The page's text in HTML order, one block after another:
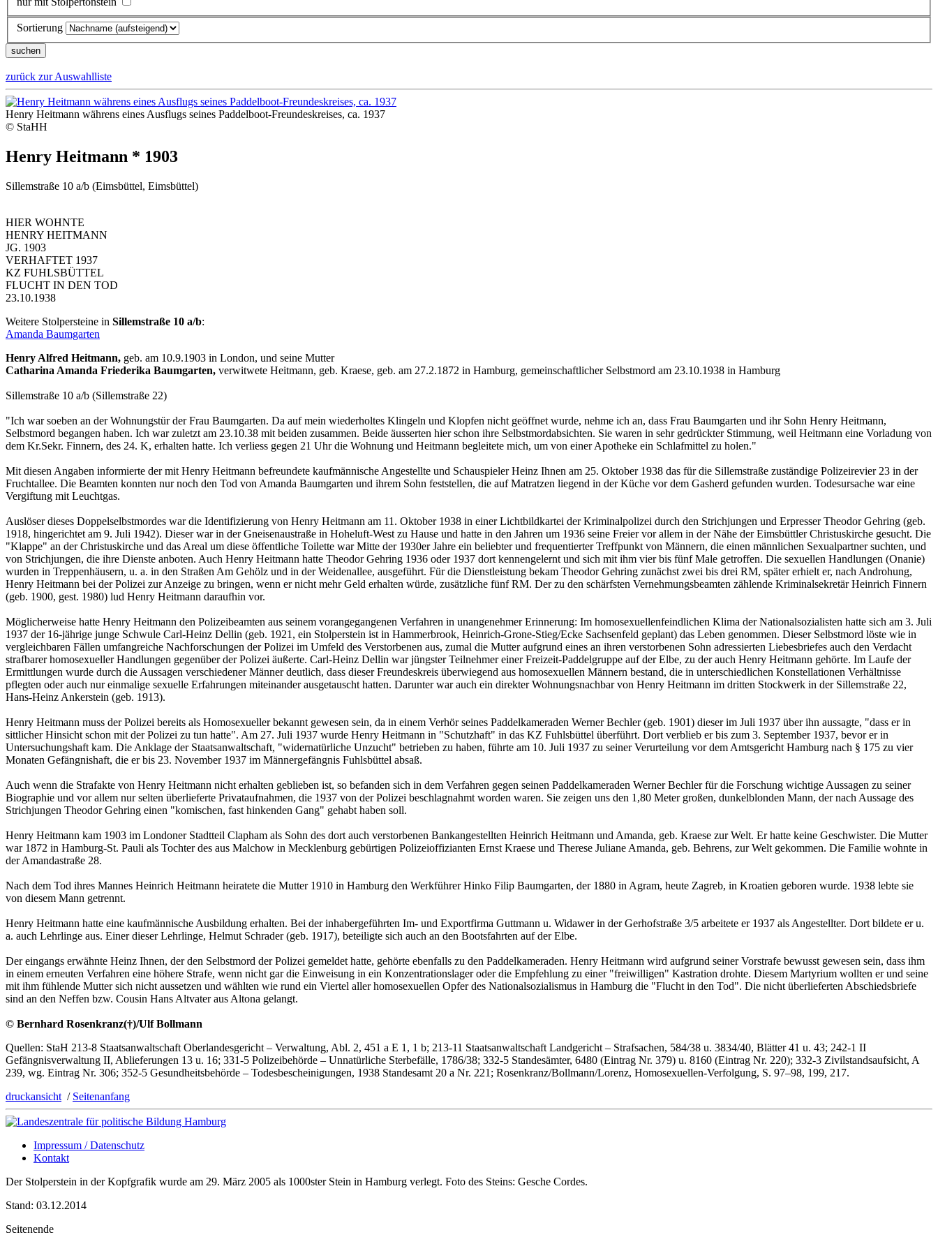
Sortierung
zurück zur Auswahlliste
Henry Heitmann währens eines Ausflugs seines Paddelboot-Freundeskreises, ca. 1937
© StaHH
Henry Heitmann * 1903
Sillemstraße 10 a/b (Eimsbüttel, Eimsbüttel)
HIER WOHNTE
HENRY HEITMANN
JG. 1903
VERHAFTET 1937
KZ FUHLSBÜTTEL
FLUCHT IN DEN TOD
23.10.1938
Weitere Stolpersteine in Sillemstraße 10 a/b:
Amanda Baumgarten
Henry Alfred Heitmann, geb. am 10.9.1903 in London, und seine Mutter
Catharina Amanda Friederika Baumgarten, verwitwete Heitmann, geb. Kraese, geb. am 27.2.1872 in Hamburg, gemeinschaftlicher Selbstmord am 23.10.1938 in Hamburg
Sillemstraße 10 a/b (Sillemstraße 22)
"Ich war soeben an der Wohnungstür der Frau Baumgarten. Da auf mein wiederholtes Klingeln und Klopfen nicht geöffnet wurde, nehme ich an, dass Frau Baumgarten und ihr Sohn Henry Heitmann,
Selbstmord begangen haben. Ich war zuletzt am 23.10.38 mit beiden zusammen. Beide äusserten hier schon ihre Selbstmordabsichten. Sie waren in sehr gedrückter Stimmung, weil Heitmann eine Vorladung von
dem Kr.Sekr. Finnern, des 24. K, erhalten hatte. Ich verliess gegen 21 Uhr die Wohnung und Heitmann begleitete mich, um von einer Apotheke ein Schlafmittel zu holen."
Mit diesen Angaben informierte der mit Henry Heitmann befreundete kaufmännische Angestellte und Schauspieler Heinz Ihnen am 25. Oktober 1938 das für die Sillemstraße zuständige Polizeirevier 23 in der
Fruchtallee. Die Beamten konnten nur noch den Tod von Amanda Baumgarten und ihrem Sohn feststellen, die auf Matratzen liegend in der Küche vor dem Gasherd gefunden wurden. Todesursache war eine
Vergiftung mit Leuchtgas.
Auslöser dieses Doppelselbstmordes war die Identifizierung von Henry Heitmann am 11. Oktober 1938 in einer Lichtbildkartei der Kriminalpolizei durch den Strichjungen und Erpresser Theodor Gehring (geb.
1918, hingerichtet am 9. Juli 1942). Dieser war in der Gneisenaustraße in Hoheluft-West zu Hause und hatte in den Jahren um 1936 seine Freier vor allem in der Nähe der Eimsbüttler Christuskirche gesucht. Die
"Klappe" an der Christuskirche und das Areal um diese öffentliche Toilette war Mitte der 1930er Jahre ein beliebter und frequentierter Treffpunkt von Männern, die einen männlichen Sexualpartner suchten, und
von Strichjungen, die ihre Dienste anboten. Auch Henry Heitmann hatte Theodor Gehring 1936 oder 1937 dort kennengelernt und sich mit ihm vier bis fünf Male getroffen. Die sexuellen Handlungen (Onanie)
wurden in Treppenhäusern, u. a. in den Straßen Am Gehölz und in der Weidenallee, ausgeführt. Für die Dienstleistung bekam Theodor Gehring zunächst zwei bis drei RM, später erhielt er, nach Androhung,
Henry Heitmann bei der Polizei zur Anzeige zu bringen, wenn er nicht mehr Geld erhalten würde, zusätzliche fünf RM. Der zu den schärfsten Vernehmungsbeamten zählende Kriminalsekretär Heinrich Finnern
(geb. 1900, gest. 1980) lud Henry Heitmann daraufhin vor.
Möglicherweise hatte Henry Heitmann den Polizeibeamten aus seinem vorangegangenen Verfahren in unangenehmer Erinnerung: Im homosexuellenfeindlichen Klima der Nationalsozialisten hatte sich am 3. Juli
1937 der 16-jährige junge Schwule Carl-Heinz Dellin (geb. 1921, ein Stolperstein ist in Hammerbrook, Heinrich-Grone-Stieg/Ecke Sachsenfeld geplant) das Leben genommen. Dieser Selbstmord löste wie in
vergleichbaren Fällen umfangreiche Nachforschungen der Polizei im Umfeld des Verstorbenen aus, zumal die Mutter aufgrund eines an ihren verstorbenen Sohn adressierten Liebesbriefes auch den Verdacht
strafbarer homosexueller Handlungen gegenüber der Polizei äußerte. Carl-Heinz Dellin war jüngster Teilnehmer einer Freizeit-Paddelgruppe auf der Elbe, zu der auch Henry Heitmann gehörte. Im Laufe der
Ermittlungen wurde durch die Aussagen verschiedener Männer deutlich, dass dieser Freundeskreis überwiegend aus homosexuellen Männern bestand, die in unterschiedlichen Konstellationen Verhältnisse
pflegten oder auch nur einmalige sexuelle Erfahrungen miteinander ausgetauscht hatten. Darunter war auch ein direkter Wohnungsnachbar von Henry Heitmann im dritten Stockwerk in der Sillemstraße 22,
Hans-Heinz Ankerstein (geb. 1913).
Henry Heitmann muss der Polizei bereits als Homosexueller bekannt gewesen sein, da in einem Verhör seines Paddelkameraden Werner Bechler (geb. 1901) dieser im Juli 1937 über ihn aussagte, "dass er in
sittlicher Hinsicht schon mit der Polizei zu tun hatte". Am 27. Juli 1937 wurde Henry Heitmann in "Schutzhaft" in das KZ Fuhlsbüttel überführt. Dort verblieb er bis zum 3. September 1937, bevor er in
Untersuchungshaft kam. Die Anklage der Staatsanwaltschaft, "widernatürliche Unzucht" betrieben zu haben, führte am 10. Juli 1937 zu seiner Verurteilung vor dem Amtsgericht Hamburg nach § 175 zu vier
Monaten Gefängnishaft, die er bis 23. November 1937 im Männergefängnis Fuhlsbüttel absaß.
Auch wenn die Strafakte von Henry Heitmann nicht erhalten geblieben ist, so befanden sich in dem Verfahren gegen seinen Paddelkameraden Werner Bechler für die Forschung wichtige Aussagen zu seiner
Biographie und vor allem nur selten überlieferte Privataufnahmen, die 1937 von der Polizei beschlagnahmt worden waren. Sie zeigen uns den 1,80 Meter großen, dunkelblonden Mann, der nach Aussage des
Strichjungen Theodor Gehring einen "komi­schen, fast hinkenden Gang" gehabt haben soll.
Henry Heitmann kam 1903 im Londoner Stadtteil Clapham als Sohn des dort auch verstorbenen Bankangestellten Heinrich Heitmann und Amanda, geb. Kraese zur Welt. Er hatte keine Geschwister. Die Mutter
war 1872 in Hamburg-St. Pauli als Tochter des aus Malchow in Mecklenburg gebürtigen Polizeioffizianten Ernst Kraese und Therese Juliane Amanda, geb. Behrens, zur Welt gekommen. Die Familie wohnte in
der Amandastraße 28.
Nach dem Tod ihres Mannes Heinrich Heitmann heiratete die Mutter 1910 in Hamburg den Werkführer Hinko Filip Baumgarten, der 1880 in Agram, heute Zagreb, in Kroatien geboren wurde. 1938 lebte sie
von diesem Mann getrennt.
Henry Heitmann hatte eine kaufmännische Ausbildung erhalten. Bei der inhabergeführten Im- und Exportfirma Guttmann u. Widawer in der Gerhofstraße 3/5 arbeitete er 1937 als Angestellter. Dort bildete er u.
a. auch Lehrlinge aus. Einer dieser Lehrlinge, Helmut Schrader (geb. 1917), beteiligte sich auch an den Bootsfahrten auf der Elbe.
Der eingangs erwähnte Heinz Ihnen, der den Selbstmord der Polizei gemeldet hatte, gehörte ebenfalls zu den Paddelkameraden. Henry Heitmann wird aufgrund seiner Vorstrafe bewusst gewesen sein, dass ihm
in einem erneuten Verfahren eine höhere Strafe, wenn nicht gar die Einweisung in ein Konzentrationslager oder die Empfehlung zu einer "freiwilligen" Kastration drohte. Diesem Martyrium wollten er und seine
mit ihm fühlende Mutter sich nicht aussetzen und wählten wie rund ein Viertel aller homosexuellen Opfer des Nationalsozialismus in Hamburg die "Flucht in den Tod". Die nicht überlieferten Abschiedsbriefe
sind an den Neffen bzw. Cousin Hans Altvater aus Altona gelangt.
© Bernhard Rosenkranz(†)/Ulf Bollmann
Quellen: StaH 213-8 Staatsanwaltschaft Oberlandesgericht – Verwaltung, Abl. 2, 451 a E 1, 1 b; 213-11 Staatsanwaltschaft Landgericht – Strafsachen, 584/38 u. 3834/40, Blätter 41 u. 43; 242-1 II
Gefängnisverwaltung II, Ablieferungen 13 u. 16; 331-5 Polizeibehörde – Unnatürliche Sterbefälle, 1786/38; 332-5 Standesämter, 6480 (Eintrag Nr. 379) u. 8160 (Eintrag Nr. 220); 332-3 Zivilstandsaufsicht, A
239, wg. Eintrag Nr. 306; 352-5 Gesundheitsbehörde – Todesbescheinigungen, 1938 Standesamt 20 a Nr. 221; Rosenkranz/Bollmann/Lorenz, Homosexuellen-Verfolgung, S. 97–98, 199, 217.
druckansicht / Seitenanfang
Impressum / Datenschutz
Kontakt
Der Stolperstein in der Kopfgrafik wurde am 29. März 2005 als 1000ster Stein in Hamburg verlegt. Foto des Steins: Gesche Cordes.
Stand: 03.12.2014
Seitenende